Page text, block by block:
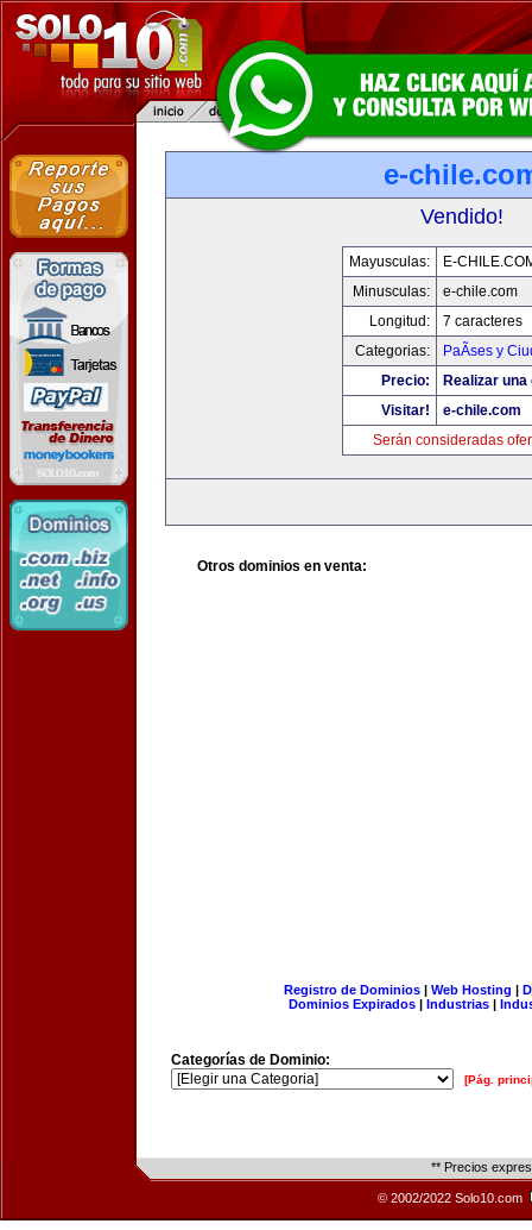
e-
Vendido!
Mayusculas:
E-
Minusculas:
e-chile.com
Longitud:
7 caracteres
Categorias:
PaÃ­ses y
Precio:
Realizar
Visitar!
e-chile.com
Serán consideradas
Otros dominios en venta:
Registro de Dominios| Web Hosting |
Dominios Expirados | Industrias |
Categorías de Dominio:
[Pág.
** Precios
© 2002/2022 Solo10.com